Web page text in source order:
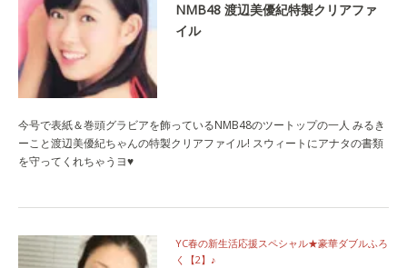
NMB48 渡辺美優紀特製クリアファ
イル
今号で表紙＆巻頭グラビアを飾っているNMB48のツートップの一人 みるき
ーこと渡辺美優紀ちゃんの特製クリアファイル! スウィートにアナタの書類
を守ってくれちゃうヨ♥
YC春の新生活応援スペシャル★豪華ダブルふろ
く【2】♪